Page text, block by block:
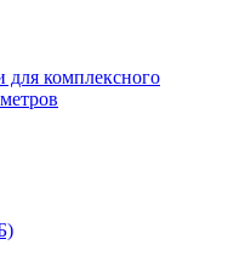
комплексного